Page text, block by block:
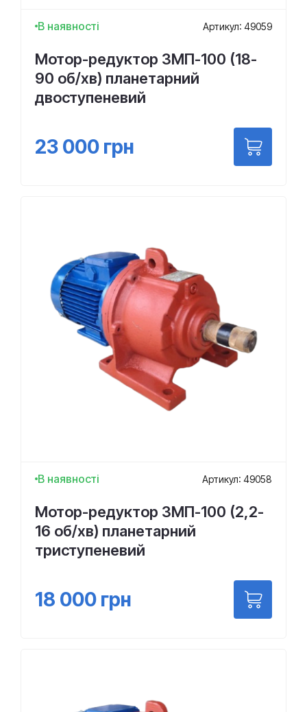
В наявності Артикул: 49059
Мотор-редуктор 3МП-100 (18-
90 об/хв) планетарний
двоступеневий
23 000 грн
В наявності Артикул: 49058
Мотор-редуктор 3МП-100 (2,2-
16 об/хв) планетарний
триступеневий
18 000 грн